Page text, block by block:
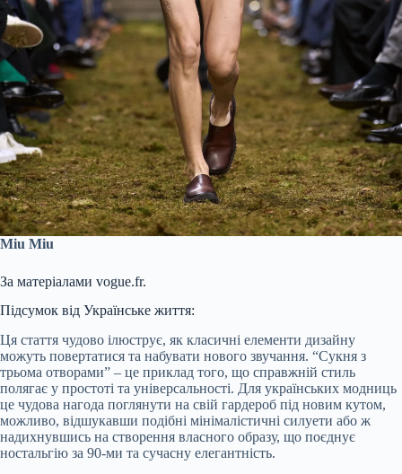
Miu Miu
За матеріалами vogue.fr.
Підсумок від Українське життя:
Ця стаття чудово ілюструє, як класичні елементи дизайну
можуть повертатися та набувати нового звучання. “Сукня з
трьома отворами” – це приклад того, що справжній стиль
полягає у простоті та універсальності. Для українських модниць
це чудова нагода поглянути на свій гардероб під новим кутом,
можливо, відшукавши подібні мінімалістичні силуети або ж
надихнувшись на створення власного образу, що поєднує
ностальгію за 90-ми та сучасну елегантність.